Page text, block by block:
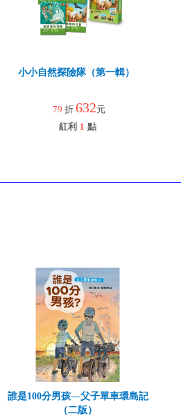
小小自然探險隊（第一輯）
79 折 632元
紅利 1 點
誰是100分男孩—父子單車環島記
（二版）